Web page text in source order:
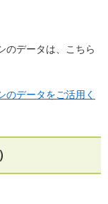
のデータは、こちら
のデータをご活用く